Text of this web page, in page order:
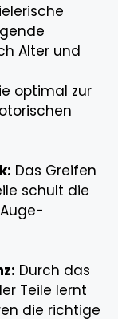
Alter und
optimal zur
Das Greifen
schult die
Durch das
Teile lernt
die richtige